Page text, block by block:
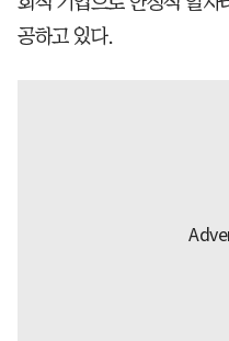
공하고 있다.